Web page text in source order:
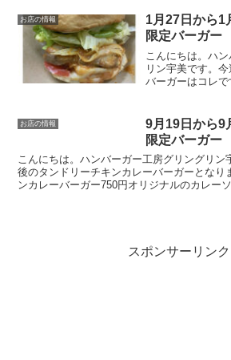
秘伝のデミグラ
バンズで挟んだら
お店の情報
1月27日から1
限定バーガー
こんにちは。ハ
リン宇美です。
バーガーはコレで
タスをのせればト
ソース。そそら
お店の情報
9月19日から9
限定バーガー
こんにちは。ハンバーガー工房グリングリン
後のタンドリーチキンカレーバーガーとなり
ンカレーバーガー750円オリジナルのカレー
スポンサーリンク